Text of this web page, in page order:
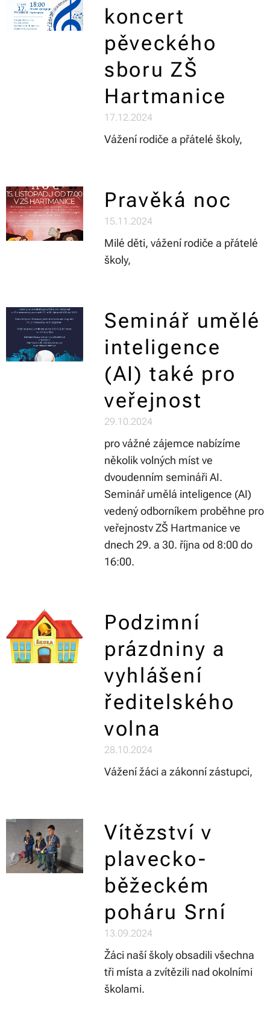
koncert
pěveckého
sboru ZŠ
Hartmanice
17.12.2024
Vážení rodiče a přátelé školy,
Pravěká noc
15.11.2024
Milé děti, vážení rodiče a přátelé
školy,
Seminář umělé
inteligence
(AI) také pro
veřejnost
29.10.2024
pro vážné zájemce nabízíme
několik volných míst ve
dvoudenním semináři AI.
Seminář umělá inteligence (AI)
vedený odborníkem proběhne pro
veřejnostv ZŠ Hartmanice ve
dnech 29. a 30. října od 8:00 do
16:00.
Podzimní
prázdniny a
vyhlášení
ředitelského
volna
28.10.2024
Vážení žáci a zákonní zástupci,
Vítězství v
plavecko-
běžeckém
poháru Srní
13.09.2024
Žáci naší školy obsadili všechna
tři místa a zvítězili nad okolními
školami.